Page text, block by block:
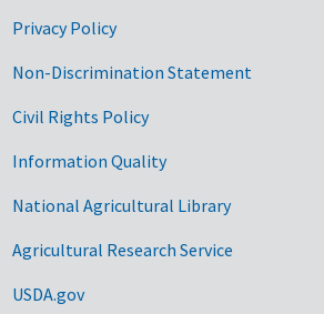
Privacy Policy
Non-Discrimination Statement
Civil Rights Policy
Information Quality
National Agricultural Library
Agricultural Research Service
USDA.gov